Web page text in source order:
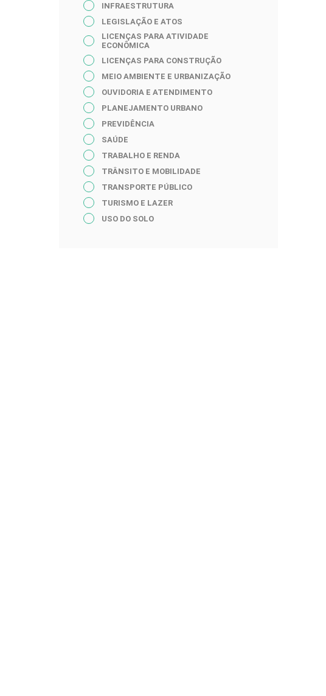
INFRAESTRUTURA
LEGISLAÇÃO E ATOS
LICENÇAS PARA ATIVIDADE
ECONÔMICA
LICENÇAS PARA CONSTRUÇÃO
MEIO AMBIENTE E URBANIZAÇÃO
OUVIDORIA E ATENDIMENTO
PLANEJAMENTO URBANO
PREVIDÊNCIA
SAÚDE
TRABALHO E RENDA
TRÂNSITO E MOBILIDADE
TRANSPORTE PÚBLICO
TURISMO E LAZER
USO DO SOLO